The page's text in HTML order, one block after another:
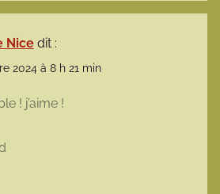
Nice dit :
2024 à 8 h 21 min
! j’aime !